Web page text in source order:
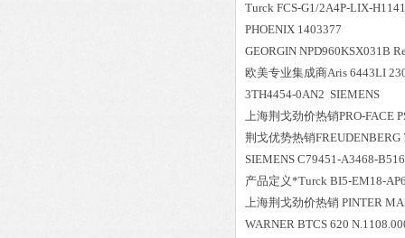
Turck FCS-G1/2A4P-LIX-
PHOENIX 1403377
GEORGIN NPD960KSX031B
欧美专业集成商Aris 6443LI
3TH4454-0AN2 SIEMENS
上海荆戈劲价热销PRO-FACE
荆戈优势热销
SIEMENS C79451-A3468-B516
产品定义*Turck BI5-EM18-
上海荆戈劲价热销 PINTER
WARNER BTCS 620